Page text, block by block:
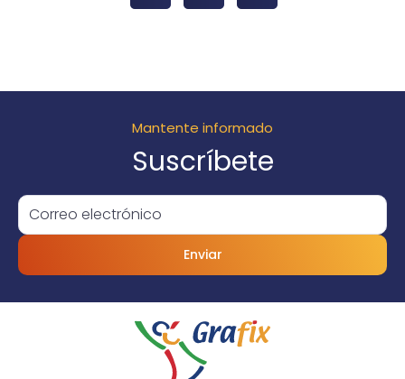
Mantente informado
Suscríbete
Enviar